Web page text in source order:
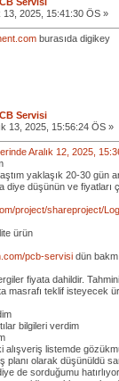
13, 2025, 15:41:30 ÖS »
burasıda digikey
Servisi
13, 2025, 15:56:24 ÖS »
Aralık 12, 2025,
yaklaşık 20-30 gün
diye düşünün ve fiyatları
project/shareproject/
ürün
pcb-servisi dün
fiyata dahildir.
masrafı teklif isteyecek
bilgileri verdim
alışveriş listemde
planı olarak düşünüldü
de sorduğumu